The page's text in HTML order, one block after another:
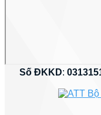
Số ĐKKD: